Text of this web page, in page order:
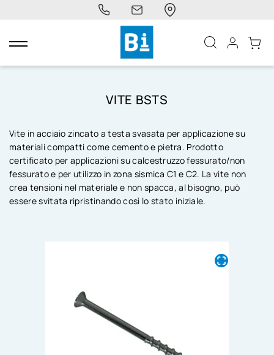
navigazione
VITE BSTS
Vite in acciaio zincato a testa svasata per applicazione su
materiali compatti come cemento e pietra. Prodotto
certificato per applicazioni su calcestruzzo fessurato/non
fessurato e per utilizzo in zona sismica C1 e C2. La vite non
crea tensioni nel materiale e non spacca, al bisogno, può
essere svitata ripristinando così lo stato iniziale.